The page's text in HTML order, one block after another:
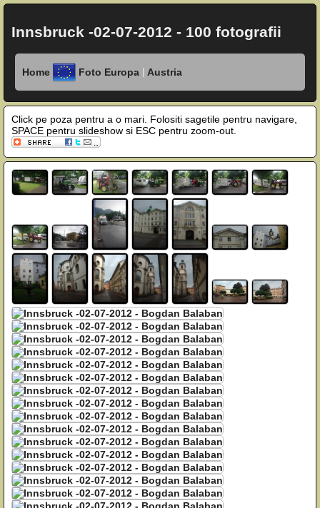
Innsbruck -02-07-2012 - 100 fotografii
Home Foto Europa | Austria
Click pe poza pentru a o mari. Folositi sagetile pentru navigare,
SPACE pentru slideshow si ESC pentru zoom-out.